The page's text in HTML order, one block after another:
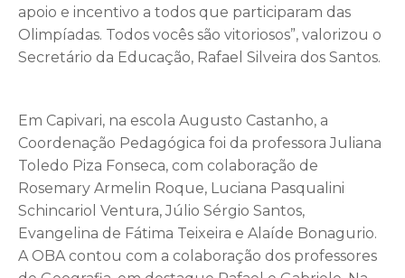
apoio e incentivo a todos que participaram das
Olimpíadas. Todos vocês são vitoriosos”, valorizou o
Secretário da Educação, Rafael Silveira dos Santos.
Em Capivari, na escola Augusto Castanho, a
Coordenação Pedagógica foi da professora Juliana
Toledo Piza Fonseca, com colaboração de
Rosemary Armelin Roque, Luciana Pasqualini
Schincariol Ventura, Júlio Sérgio Santos,
Evangelina de Fátima Teixeira e Alaíde Bonagurio.
A OBA contou com a colaboração dos professores